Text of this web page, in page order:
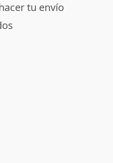
tu envío